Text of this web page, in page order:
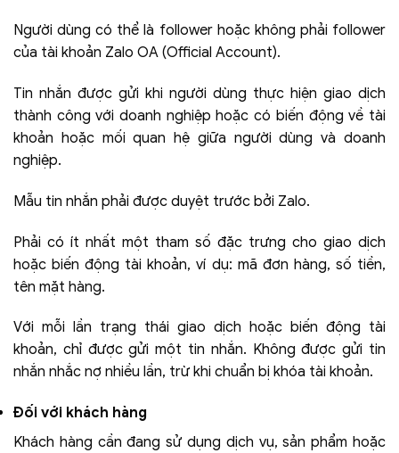
Người dùng có thể là follower hoặc không phải follower
của tài khoản Zalo OA (Official Account).
Tin nhắn được gửi khi người dùng thực hiện giao dịch
thành công với doanh nghiệp hoặc có biến động về tài
khoản hoặc mối quan hệ giữa người dùng và doanh
nghiệp.
Mẫu tin nhắn phải được duyệt trước bởi Zalo.
Phải có ít nhất một tham số đặc trưng cho giao dịch
hoặc biến động tài khoản, ví dụ: mã đơn hàng, số tiền,
tên mặt hàng.
Với mỗi lần trạng thái giao dịch hoặc biến động tài
khoản, chỉ được gửi một tin nhắn. Không được gửi tin
nhắn nhắc nợ nhiều lần, trừ khi chuẩn bị khóa tài khoản.
Đối với khách hàng
Khách hàng cần đang sử dụng dịch vụ, sản phẩm hoặc